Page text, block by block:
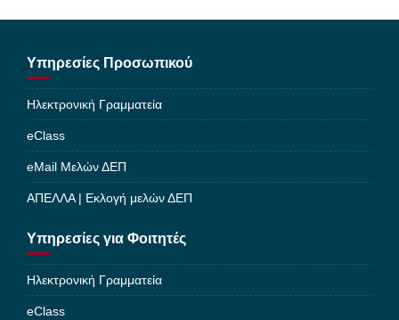
Υπηρεσίες Προσωπικού
Ηλεκτρονική Γραμματεία
eClass
eMail Μελών ΔΕΠ
ΑΠΕΛΛΑ | Εκλογή μελών ΔΕΠ
Υπηρεσίες για Φοιτητές
Ηλεκτρονική Γραμματεία
eClass